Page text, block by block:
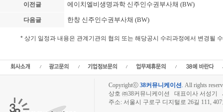
이전글 에이치엘비생명과학 신주인수권부사채 (BW)
다음글 한창 신주인수권부사채 (BW)
* 상기 일정과 내용은 관계기관의 협의 또는 해당공시 수리과정에서 변경될
Copyrightⓒ 38커뮤니케이션. All rights
상호 ㈜38커뮤니케이션 대표이사 서성기
주소: 서울시 구로구 디지털로 26길 111,